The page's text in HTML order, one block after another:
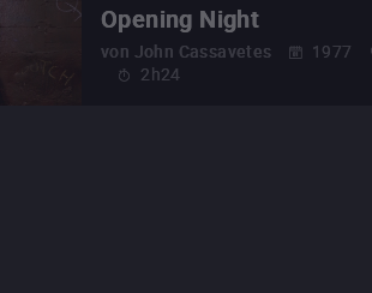
Opening Night
von John Cassavetes 1977
2h24